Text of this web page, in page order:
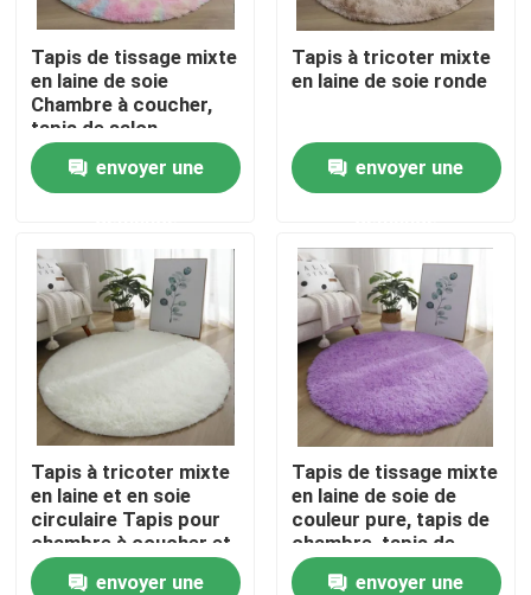
Maison
PRODUITS
AU SUJET DES USA
Visite d'usine
Contrôle de qualité
Demandez une citation
Tapis de tissage mixte
en laine de soie
Chambre à coucher,
tapis de salon
envoyer une
Tapis à tricoter mixte
en laine de soie ronde
envoyer une
Tapis à tricoter mixte
en laine et en soie
circulaire Tapis pour
chambre à coucher et
salon
envoyer une
Tapis de tissage mixte
en laine de soie de
couleur pure, tapis de
chambre, tapis de
salon
envoyer une